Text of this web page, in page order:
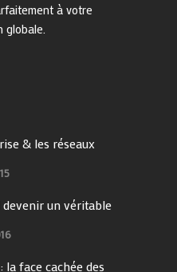
à votre
globale.
& les réseaux
un véritable
la face cachée des